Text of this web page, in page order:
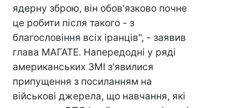
ядерну зброю, він обов'язково почне
це робити після такого - з
благословіння всіх іранців", - заявив
глава МАГАТЕ. Напередодні у ряді
американських ЗМІ з'явилися
припущення з посиланням на
військові джерела, що навчання, які